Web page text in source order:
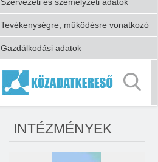
Szervezeti és személyzeti adatok
Tevékenységre, működésre vonatkozó
Gazdálkodási adatok
INTÉZMÉNYEK